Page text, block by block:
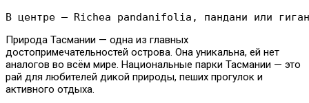
В центре — Richea pandanifolia, пандани или
Природа Тасмании — одна из главных
достопримечательностей острова. Она уникальна, ей нет
аналогов во всём мире. Национальные парки Тасмании — это
рай для любителей дикой природы, пеших прогулок и
активного отдыха.